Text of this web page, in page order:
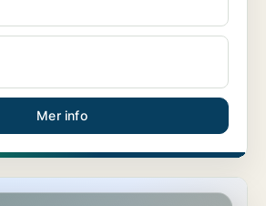
Mer info